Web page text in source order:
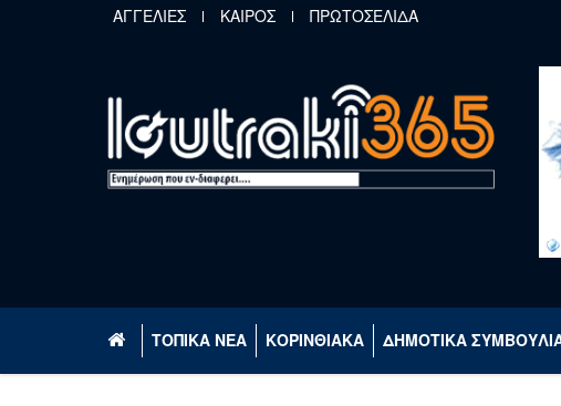
Παράκαμψη προς το κυρίως περιεχόμενο
ΑΓΓΕΛΙΕΣ ΚΑΙΡΟΣ ΠΡΩΤΟΣΕΛΙΔΑ
ΤΟΠΙΚΑ ΝΕΑ ΚΟΡΙΝΘΙΑΚΑ ΔΗΜΟΤΙΚΑ